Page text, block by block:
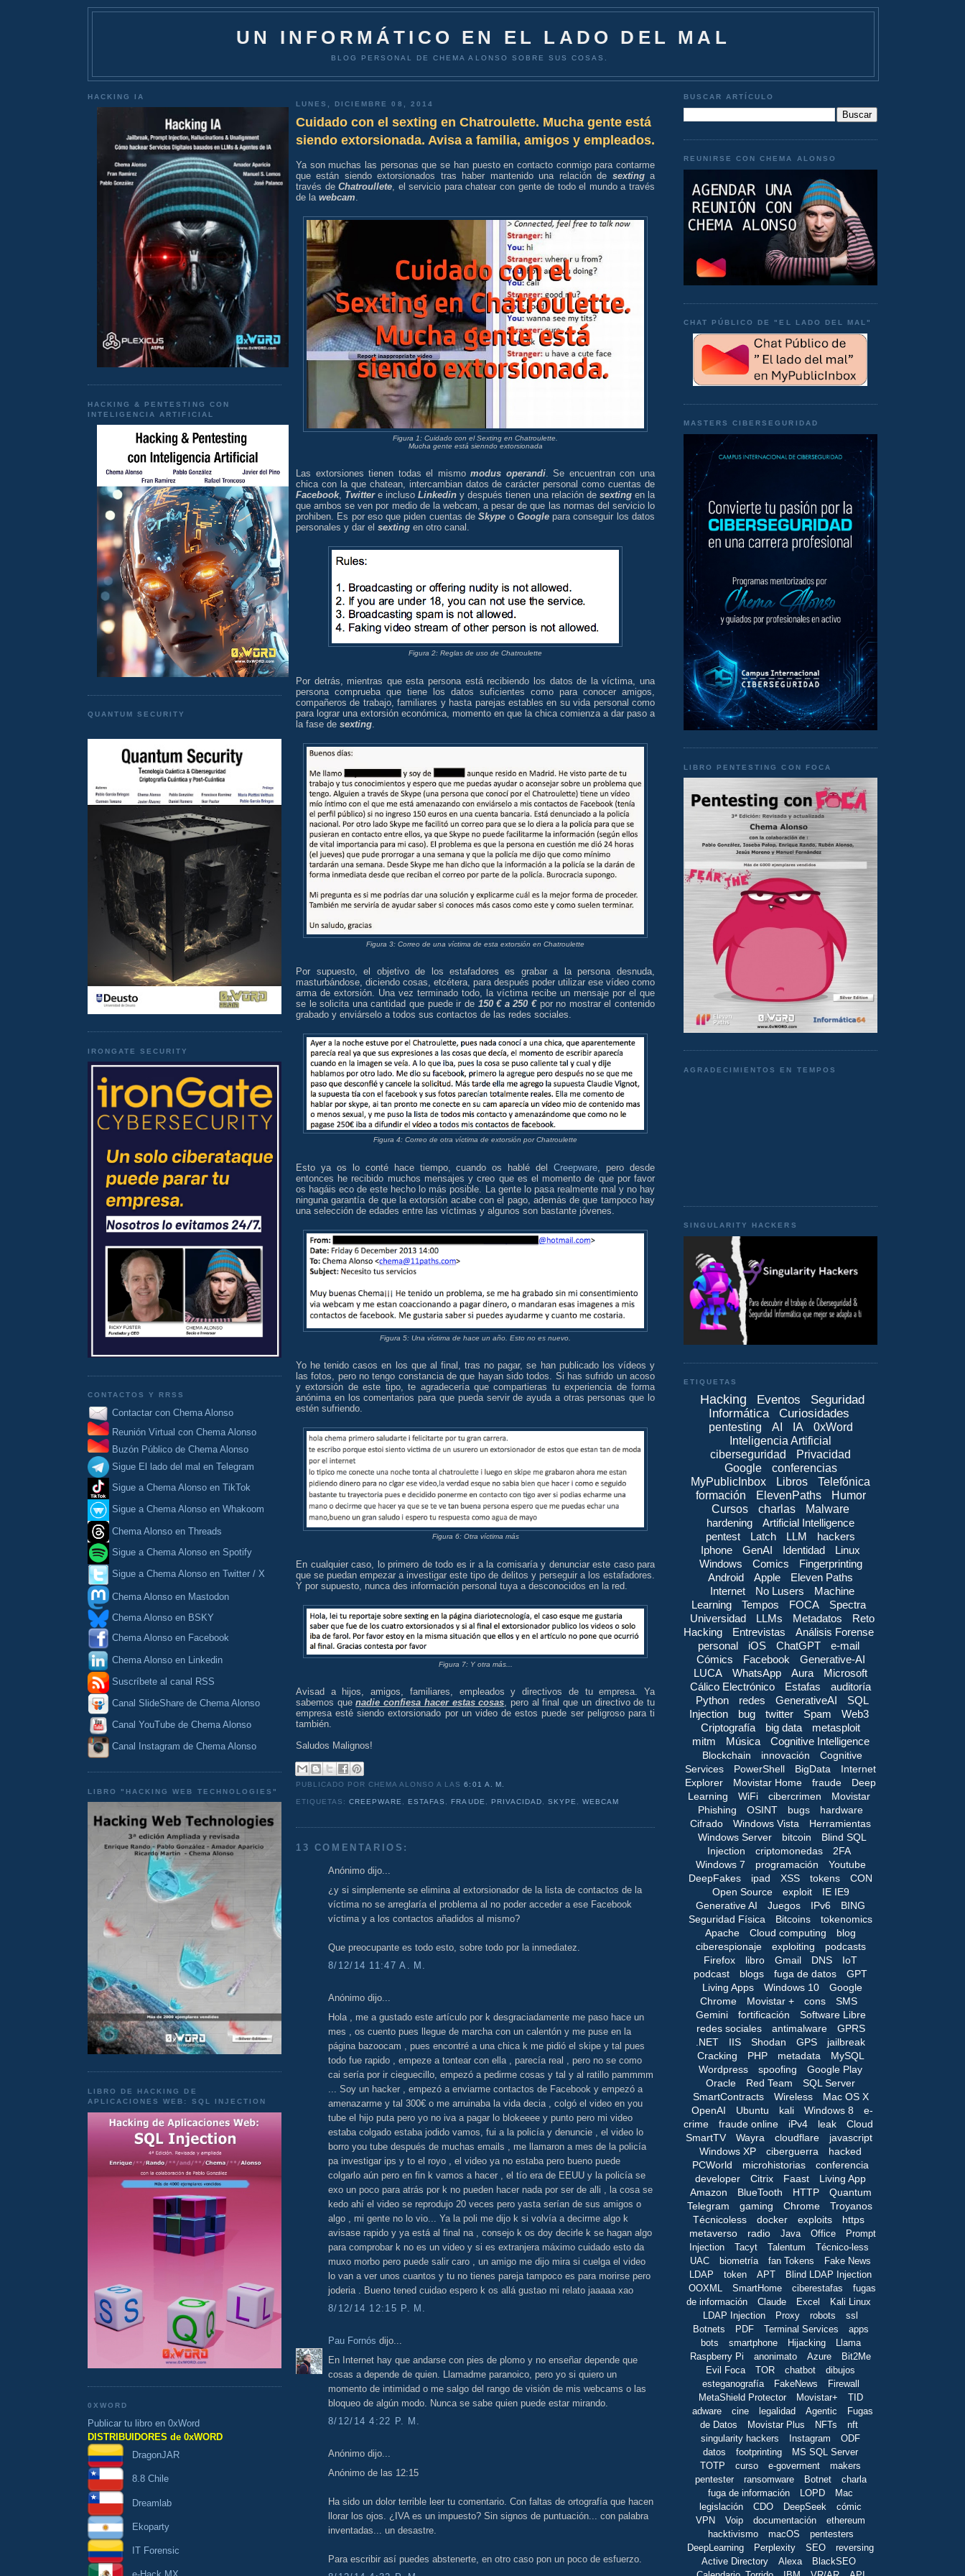
UN INFORMÁTICO EN EL LADO DEL MAL
BLOG PERSONAL DE CHEMA ALONSO SOBRE SUS COSAS.
HACKING IA
HACKING & PENTESTING CON
INTELIGENCIA ARTIFICIAL
QUANTUM SECURITY
IRONGATE SECURITY
CONTACTOS Y RRSS
Contactar con Chema Alonso
Reunión Virtual con Chema Alonso
Buzón Público de Chema Alonso
Sigue El lado del mal en Telegram
Sigue a Chema Alonso en TikTok
Sigue a Chema Alonso en Whakoom
Chema Alonso en Threads
Sigue a Chema Alonso en Spotify
Sigue a Chema Alonso en Twitter / X
Chema Alonso en Mastodon
Chema Alonso en BSKY
Chema Alonso en Facebook
Chema Alonso en Linkedin
Suscríbete al canal RSS
Canal SlideShare de Chema Alonso
Canal YouTube de Chema Alonso
Canal Instagram de Chema Alonso
LIBRO "HACKING WEB TECHNOLOGIES"
LIBRO DE HACKING DE
APLICACIONES WEB: SQL INJECTION
0XWORD
Publicar tu libro en 0xWord
DISTRIBUIDORES de 0xWORD
DragonJAR
8.8 Chile
Dreamlab
Ekoparty
IT Forensic
LUNES, DICIEMBRE 08, 2014
Cuidado con el sexting en Chatroulette. Mucha gente está
siendo extorsionada. Avisa a familia, amigos y empleados.
Ya son muchas las personas que se han puesto en contacto conmigo para contarme
que están siendo extorsionados tras haber mantenido una relación de sextinga
través deChatroullete , el servicio para chatear con gente de todo el mundo a través
de la webcam
Figura 1: Cuidado con el Sexting en Chatroulette.
Mucha gente está sienndo extorsionada
Las extorsiones tienen todas el mismomodus operandi. Se encuentran con una
chica con la que chatean, intercambian datos de carácter personal como cuentas de
Facebook, Twittere incluso Linkedin y después tienen una relación de sexting en la
que ambos se ven por medio de la webcam, a pesar de que las normas del servicio lo
prohiben. Es por eso que piden cuentas deSkype o Googlepara conseguir los datos
personales y dar el sexting en otro canal.
Figura 2: Reglas de uso de Chatroulette
Por detrás, mientras que esta persona está recibiendo los datos de la víctima, una
persona comprueba que tiene los datos suficientes como para conocer amigos,
compañeros de trabajo, familiares y hasta parejas estables en su vida personal como
para lograr una extorsión económica, momento en que la chica comienza a dar paso a
la fase de sexting
Figura 3: Correo de una víctima de esta extorsión en Chatroulette
Por supuesto, el objetivo de los estafadores es grabar a la persona desnuda,
masturbándose, diciendo cosas, etcétera, para después poder utilizar ese vídeo como
arma de extorsión. Una vez terminado todo, la víctima recibe un mensaje por el que
se le solicita una cantidad que puede ir de 150 € a 250 €por no mostrar el contenido
grabado y enviárselo a todos sus contactos de las redes sociales.
Figura 4: Correo de otra víctima de extorsión por Chatroulette
Esto ya os lo conté hace tiempo, cuando os hablé delCreepware , pero desde
entonces he recibido muchos mensajes y creo que es el momento de que por favor
os hagáis eco de este hecho lo más posible. La gente lo pasa realmente mal y no hay
ninguna garantía de que la extorsión acabe con el pago, además de que tampoco hay
una selección de edades entre las víctimas y algunos son bastante jóvenes.
Figura 5: Una víctima de hace un año. Esto no es nuevo.
Yo he tenido casos en los que al final, tras no pagar, se han publicado los vídeos y
las fotos, pero no tengo constancia de que hayan sido todos. Si has sufrido un acoso
y extorsión de este tipo, te agradecería que compartieras tu experiencia de forma
anónima en los comentarios para que pueda servir de ayuda a otras personas que lo
estén sufriendo.
Figura 6: Otra víctima más
En cualquier caso, lo primero de todo es ir a la comisaría y denunciar este caso para
que se puedan empezar a investigar este tipo de delitos y perseguir a los estafadores.
Y por supuesto, nunca des información personal tuya a desconocidos en la red.
Figura 7: Y otra más...
Avisad a hijos, amigos, familiares, empleados y directivos de tu empresa. Ya
sabemos quenadie confiesa hacer estas cosas, pero al final que un directivo de tu
empresa esté siendo extorsionado por un video de estos puede ser peligroso para ti
también.
Saludos Malignos!
PUBLICADO POR CHEMA ALONSOA LAS6:01 A. M.
ETIQUETAS:CREEPWARE ESTAFAS FRAUDE PRIVACIDAD SKYPE WEBCAM
13 COMENTARIOS:
Anónimo dijo...
¿y si simplemente se elimina al extorsionador de la lista de contactos de la
víctima no se arreglaría el problema al no poder acceder a ese Facebook
víctima y a los contactos añadidos al mismo?
Que preocupante es todo esto, sobre todo por la inmediatez.
8/12/14 11:47 A. M.
Anónimo dijo...
Hola , me a gustado este artículo por k desgraciadamente me paso hace un
mes , os cuento pues llegue de marcha con un calentón y me puse en la
página bazoocam , pues encontré a una chica k me pidió el skipe y tal pues
todo fue rapido , empeze a tontear con ella , parecía real , pero no se como
cai sería por ir cieguecillo, empezó a pedirme cosas y tal y al ratillo pammmm
... Soy un hacker , empezó a enviarme contactos de Facebook y empezó a
amenazarme y tal 300€ o me arruinaba la vida decia , colgó el video en you
tube el hijo puta pero yo no iva a pagar lo blokeeee y punto pero mi video
estaba colgado estaba jodido vamos, fui a la policía y denuncie , el video lo
borro you tube después de muchas emails , me llamaron a mes de la policía
pa investigar ips y to el royo , el video ya no estaba pero bueno puede
colgarlo aún pero en fin k vamos a hacer , el tío era de EEUU y la policía se
exo un poco para atrás por k no pueden hacer nada por ser de alli , la cosa se
kedo ahí el video se reprodujo 20 veces pero yasta serían de sus amigos o
algo , mi gente no lo vio... Ya la poli me dijo k si volvía a decirme algo k
avisase rapido y ya está al final na , consejo k os doy decirle k se hagan algo
para comprobar k no es un video y si es extranjera máximo cuidado esto da
muxo morbo pero puede salir caro , un amigo me dijo mira si cuelga el video
lo van a ver unos cuantos y tu no tienes pareja tampoco es para morirse pero
joderia . Bueno tened cuidao espero k os allá gustao mi relato jaaaaa xao
8/12/14 12:15 P. M.
Pau Fornós dijo...
En Internet hay que andarse con pies de plomo y no enseñar depende que
cosas a depende de quien. Llamadme paranoico, pero yo si quiero un
momento de intimidad o me salgo del rango de visión de mis webcams o las
bloqueo de algún modo. Nunca se sabe quien puede estar mirando.
8/12/14 4:22 P. M.
Anónimo dijo...
Anónimo de las 12:15
Ha sido un dolor terrible leer tu comentario. Con faltas de ortografía que hacen
llorar los ojos. ¿IVA es un impuesto? Sin signos de puntuación... con palabra
inventadas... un desastre.
Para escribir así puedes abstenerte, en otro caso pon un poco de esfuerzo.
BUSCAR ARTÍCULO
REUNIRSE CON CHEMA ALONSO
CHAT PÚBLICO DE "EL LADO DEL MAL"
MASTERS CIBERSEGURIDAD
LIBRO PENTESTING CON FOCA
AGRADECIMIENTOS EN TEMPOS
SINGULARITY HACKERS
ETIQUETAS
Hacking Eventos
Seguridad
Informática
Curiosidades
pentesting AI IA
0xWord
Inteligencia Artificial
ciberseguridad
Privacidad
Google
conferencias
MyPublicInbox
Libros
Telefónica
formación
ElevenPaths
Humor
Cursos
charlas
Malware
hardening
Artificial Intelligence
pentest
Latch LLM
hackers
Iphone
GenAI Identidad
Linux
Windows
Comics
Fingerprinting
Android
Apple
Eleven Paths
Internet
No Lusers
Machine
Learning
Tempos FOCA
Spectra
Universidad
LLMs Metadatos
Reto
Hacking
Entrevistas
Análisis Forense
personal
iOS ChatGPT
e-mail
Cómics
Facebook
Generative-AI
LUCA
WhatsApp Aura
Microsoft
Cálico Electrónico
Estafas
auditoría
Python
redes GenerativeAI
SQL
Injection
bug twitter Spam
Web3
Criptografía
big data
metasploit
mitm
Música Cognitive Intelligence
Blockchain innovación
Cognitive
Services
PowerShell BigData
Internet
Explorer
Movistar Home fraude
Deep
Learning
WiFi cibercrimen
Movistar
Phishing
OSINT bugs
hardware
Cifrado
Windows Vista
Herramientas
Windows Server
bitcoin
Blind SQL
Injection
criptomonedas
2FA
Windows 7
programación
Youtube
DeepFakes
ipad XSS tokens
CON
Open Source
exploit
IE IE9
Generative AI
Juegos IPv6
BING
Seguridad Física
Bitcoins
tokenomics
Apache
Cloud computing
blog
ciberespionaje
exploiting
podcasts
Firefox
libro Gmail DNS
IoT
podcast
blogs fuga de datos
GPT
Living Apps
Windows 10
Google
Chrome
Movistar + cons
SMS
Gemini
fortificación
Software Libre
redes sociales
antimalware
GPRS
.NET
IIS Shodan GPS
jailbreak
Cracking
PHP metadata
MySQL
Wordpress
spoofing
Google Play
Oracle
Red Team
SQL Server
SmartContracts
Wireless
Mac OS X
OpenAI
Ubuntu kali Windows 8
e-
crime
fraude online iPv4 leak
Cloud
SmartTV
Wayra cloudflare
javascript
Windows XP
ciberguerra
hacked
PCWorld
microhistorias
conferencia
developer
Citrix Faast
Living App
Amazon
BlueTooth HTTP
Quantum
Telegram
gaming Chrome
Troyanos
Técnicoless
docker exploits
https
metaverso
radio Java Office
Prompt
Injection
Tacyt Talentum
Técnico-less
UAC
biometría fan Tokens
Fake News
LDAP
token APT
Blind LDAP Injection
OOXML
SmartHome ciberestafas
fugas
de información
Claude Excel
Kali Linux
LDAP Injection
Proxy robots
ssl
Botnets
PDF Terminal Services
apps
bots
smartphone Hijacking
Llama
Raspberry Pi
anonimato Azure
Bit2Me
Evil Foca
TOR chatbot
dibujos
esteganografía
FakeNews
Firewall
MetaShield Protector
Movistar+
TID
adware
cine legalidad Agentic
Fugas
de Datos
Movistar Plus NFTs
nft
singularity hackers
Instagram
ODF
datos
footprinting
MS SQL Server
TOTP
curso e-goverment
makers
pentester
ransomware Botnet
charla
fuga de información
LOPD
Mac
legislación
CDO DeepSeek
cómic
VPN
Voip documentación
ethereum
hacktivismo
macOS
pentesters
DeepLearning
Perplexity SEO
reversing
Active Directory
Alexa
BlackSEO